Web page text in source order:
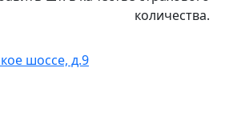
количества.
шоссе, д.9